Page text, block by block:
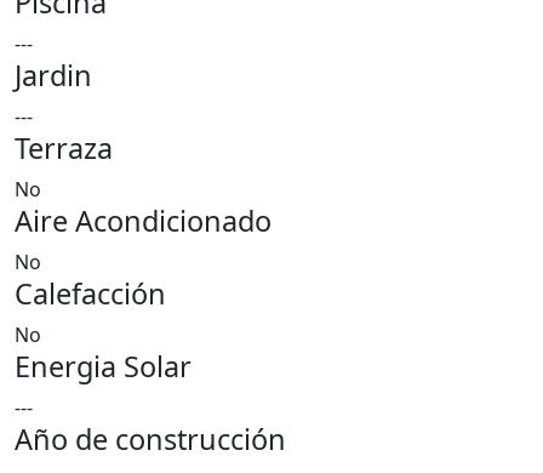
---
Jardin
---
Terraza
No
Aire Acondicionado
No
Calefacción
No
Energia Solar
---
Año de construcción